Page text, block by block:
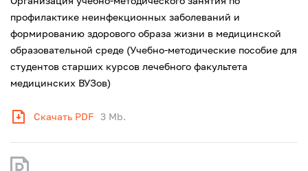
профилактике неинфекционных заболеваний и
формированию здорового образа жизни в медицинской
образовательной среде (Учебно-методические пособие для
студентов старших курсов лечебного факультета
медицинских ВУЗов)
Скачать PDF 3 Mb.